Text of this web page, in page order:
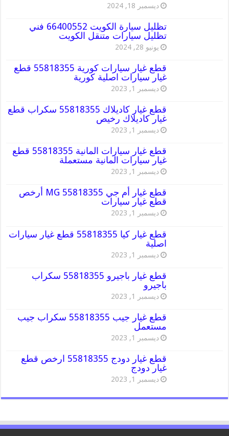
ديسمبر 18, 2024
تظليل سيارة الكويت 66400552 فني
تظليل سيارات متنقل الكويت
يونيو 28, 2024
قطع غيار سيارات كورية 55818355 قطع
غيار سيارات اصلية كورية
ديسمبر 1, 2023
قطع غيار كاديلاك 55818355 سكراب قطع
غيار كاديلاك رخيص
ديسمبر 1, 2023
قطع غيار سيارات المانية 55818355 قطع
غيار سيارات المانية مستعملة
ديسمبر 1, 2023
قطع غيار أم جي MG 55818355 أرخص
قطع غيار سيارات
ديسمبر 1, 2023
قطع غيار كيا 55818355 قطع غيار سيارات
اصلية
ديسمبر 1, 2023
قطع غيار باجيرو 55818355 سكراب
باجيرو
ديسمبر 1, 2023
قطع غيار جيب 55818355 سكراب جيب
مستعمل
ديسمبر 1, 2023
قطع غيار دودج 55818355 ارخص قطع
غيار دودج
ديسمبر 1, 2023